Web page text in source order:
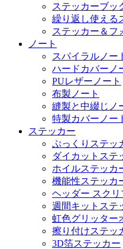
ステッカーブッ
繰り返し使える
ステッカー＆フ
ノート
スパイラルノー
ハードカバーノ
PUレザーノート
布製ノート
縫製と中綴じノ
特製カバーノー
ステッカー
ぷっくりステッ
ダイカットステ
ホイルステッカ
機能性ステッカ
ヘッダー スク
週間キットステ
虹色グリッター
擦り付けステッ
3D箔ステッカー